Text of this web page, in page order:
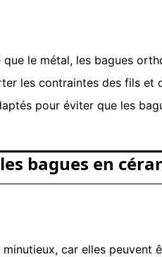
le métal, les bagues
les contraintes des fils
pour éviter que les
bagues en
car elles